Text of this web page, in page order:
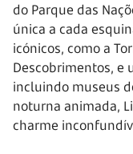
do Parque das
única a cada
icónicos, como a
Descobrimentos, e
incluindo museus
noturna animada,
charme